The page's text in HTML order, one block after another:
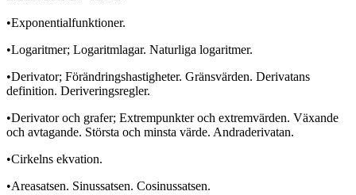
•Exponentialfunktioner.
•Logaritmer; Logaritmlagar. Naturliga logaritmer.
•Derivator; Förändringshastigheter. Gränsvärden. Derivatans
definition. Deriveringsregler.
•Derivator och grafer; Extrempunkter och extremvärden. Växande
och avtagande. Största och minsta värde. Andraderivatan.
•Cirkelns ekvation.
•Areasatsen. Sinussatsen. Cosinussatsen.